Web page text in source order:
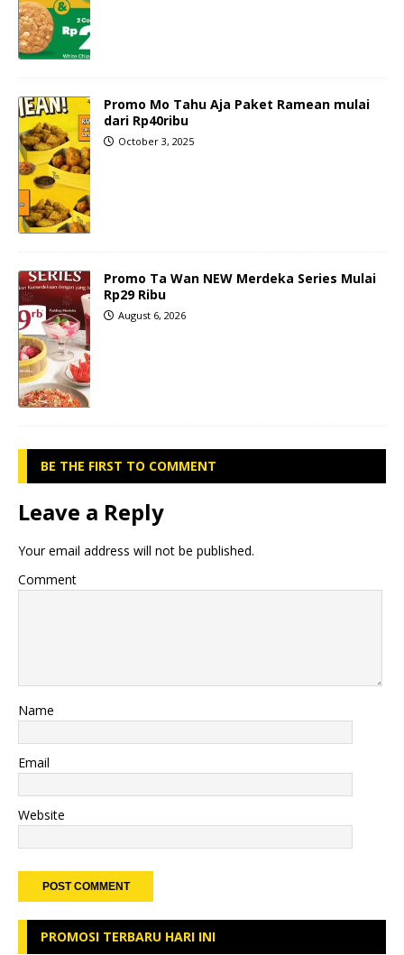
Promo Mo Tahu Aja Paket Ramean mulai
dari Rp40ribu
October 3, 2025
Promo Ta Wan NEW Merdeka Series Mulai
Rp29 Ribu
August 6, 2026
BE THE FIRST TO COMMENT
Leave a Reply
Your email address will not be published.
Comment
Name
Email
Website
PROMOSI TERBARU HARI INI